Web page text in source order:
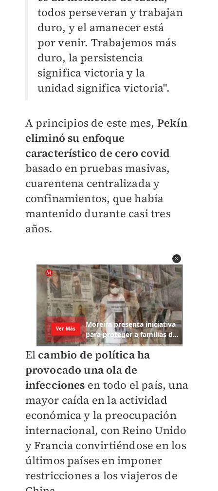
todos perseveran y trabajan
duro, y el amanecer está
por venir. Trabajemos más
duro, la persistencia
significa victoria y la
unidad significa victoria".
A principios de este mes, Pekín
eliminó su enfoque
característico de cero covid
basado en pruebas masivas,
cuarentena centralizada y
confinamientos, que había
mantenido durante casi tres
años.
El cambio de política ha
provocado una ola de
infecciones en todo el país, una
mayor caída en la actividad
económica y la preocupación
internacional, con Reino Unido
y Francia convirtiéndose en los
últimos países en imponer
restricciones a los viajeros de